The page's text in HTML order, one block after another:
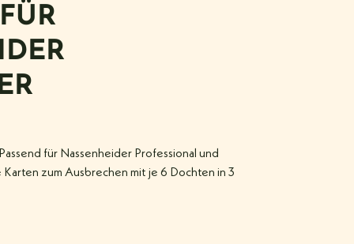
für Nassenheider Professional und
Karten zum Ausbrechen mit je 6 Dochten in 3